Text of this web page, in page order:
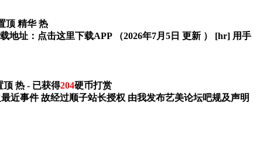
顶 精华 热
址：点击这里下载APP （2026年7月5日 更新 ） [hr] 用手
顶 热- 已获得204硬币打赏
近事件 故经过顺子站长授权 由我发布艺美论坛吧规及声明